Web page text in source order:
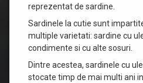
reprezentat de sardine.
Sardinele la cutie sunt
multiple varietati: sardine cu
condimente si cu alte sosuri.
Dintre acestea, sardinele cu
stocate timp de mai multi ani